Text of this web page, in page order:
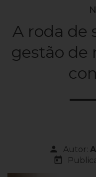
A roda de
gestão de
person Autor:
today